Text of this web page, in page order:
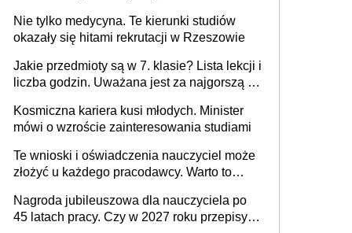
Nie tylko medycyna. Te kierunki studiów
okazały się hitami rekrutacji w Rzeszowie
Jakie przedmioty są w 7. klasie? Lista lekcji i
liczba godzin. Uważana jest za najgorszą -
Kosmiczna kariera kusi młodych. Minister
mówi o wzroście zainteresowania studiami
Te wnioski i oświadczenia nauczyciel może
złożyć u każdego pracodawcy. Warto to
szkolnego 2026/2027
Nagroda jubileuszowa dla nauczyciela po
45 latach pracy. Czy w 2027 roku przepisy